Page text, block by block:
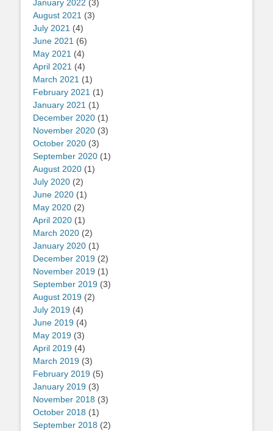
January 2022 (3)
August 2021 (3)
July 2021 (4)
June 2021 (6)
May 2021 (4)
April 2021 (4)
March 2021 (1)
February 2021 (1)
January 2021 (1)
December 2020 (1)
November 2020 (3)
October 2020 (3)
September 2020 (1)
August 2020 (1)
July 2020 (2)
June 2020 (1)
May 2020 (2)
April 2020 (1)
March 2020 (2)
January 2020 (1)
December 2019 (2)
November 2019 (1)
September 2019 (3)
August 2019 (2)
July 2019 (4)
June 2019 (4)
May 2019 (3)
April 2019 (4)
March 2019 (3)
February 2019 (5)
January 2019 (3)
November 2018 (3)
October 2018 (1)
September 2018 (2)